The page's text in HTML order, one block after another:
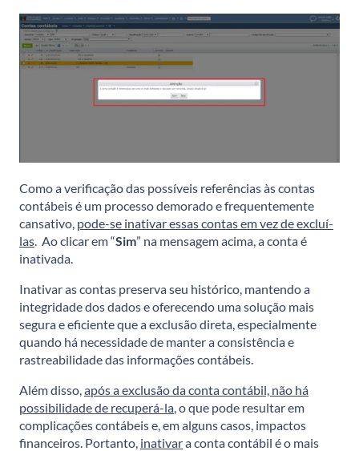
Como a verificação das possíveis referências às contas
contábeis é um processo demorado e frequentemente
cansativo, pode-se inativar essas contas em vez de excluí-
las . Ao clicar em “Sim” na mensagem acima, a conta é
inativada.
Inativar as contas preserva seu histórico, mantendo a
integridade dos dados e oferecendo uma solução mais
segura e eficiente que a exclusão direta, especialmente
quando há necessidade de manter a consistência e
rastreabilidade das informações contábeis.
Além disso, após a exclusão da conta contábil, não há
possibilidade de recuperá-la , o que pode resultar em
complicações contábeis e, em alguns casos, impactos
financeiros. Portanto, inativara conta contábil é o mais